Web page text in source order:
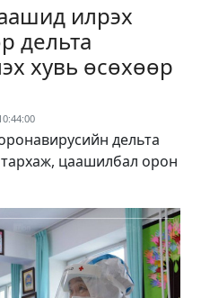
илрэх
дельта
хувь өсөхөөр
дельта
цаашилбал орон